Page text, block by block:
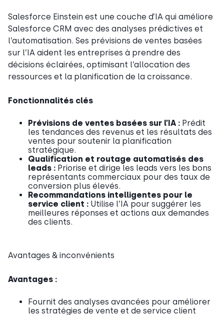
Salesforce Einstein est une couche d’IA qui améliore
Salesforce CRM avec des analyses prédictives et
l’automatisation. Ses prévisions de ventes basées
sur l’IA aident les entreprises à prendre des
décisions éclairées, optimisant l’allocation des
ressources et la planification de la croissance.
Fonctionnalités clés
Prévisions de ventes basées sur l’IA : Prédit
les tendances des revenus et les résultats des
ventes pour soutenir la planification
stratégique.
Qualification et routage automatisés des
leads : Priorise et dirige les leads vers les bons
représentants commerciaux pour des taux de
conversion plus élevés.
Recommandations intelligentes pour le
service client : Utilise l’IA pour suggérer les
meilleures réponses et actions aux demandes
des clients.
Avantages & inconvénients
Avantages :
Fournit des analyses avancées pour améliorer
les stratégies de vente et de service client